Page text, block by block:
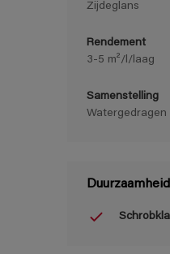
Zijdeglans
Rendement
3-5 m²/l/laag
Samenstelling
Watergedragen